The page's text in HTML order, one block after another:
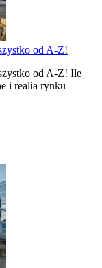
od A-Z!
od A-Z! Ile
i realia rynku